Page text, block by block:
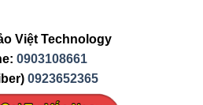
Việt Technology
0903108661
0923652365